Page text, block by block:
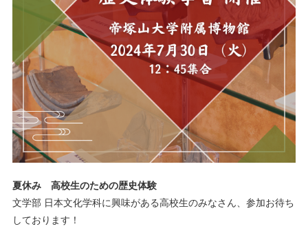
夏休み 高校生のための歴史体験
文学部 日本文化学科に興味がある高校生のみなさん、参加お待ち
しております！